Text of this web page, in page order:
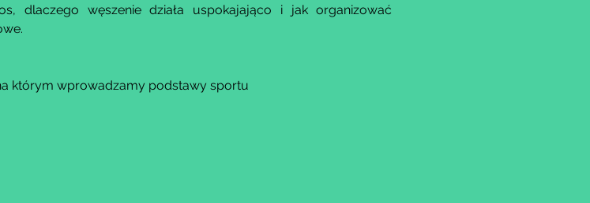
dlaczego węszenie działa uspokajająco i jak organizować
którym wprowadzamy podstawy sportu